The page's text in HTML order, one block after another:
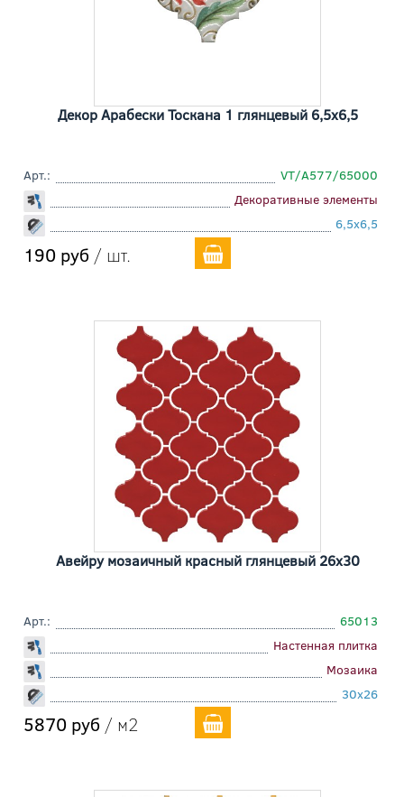
Декор Арабески Тоскана 1 глянцевый 6,5x6,5
Арт.:
VT/A577/65000
Декоративные элементы
6,5x6,5
190 руб / шт.
Авейру мозаичный красный глянцевый 26x30
Арт.:
65013
Настенная плитка
Мозаика
30x26
5870 руб / м2